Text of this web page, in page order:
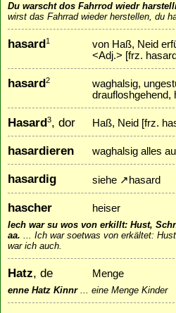
Du warscht dos Fahrrod wiedr
wirst das Fahrrad wieder herstellen, du
hasard1
von Haß, Neid
<Adj.> [frz.
hasard2
waghalsig,
draufloshgehend,
Hasard3, dor Haß, Neid [frz.
hasardieren waghalsig alles
hasardig siehe ↗ hasard
hascher heiser
Iech war su wos von erkillt: Hust,
aa. ... Ich war soetwas von erkältet:
war ich auch.
Hatz, de Menge
enne Hatz Kinnr... eine Menge Kinder